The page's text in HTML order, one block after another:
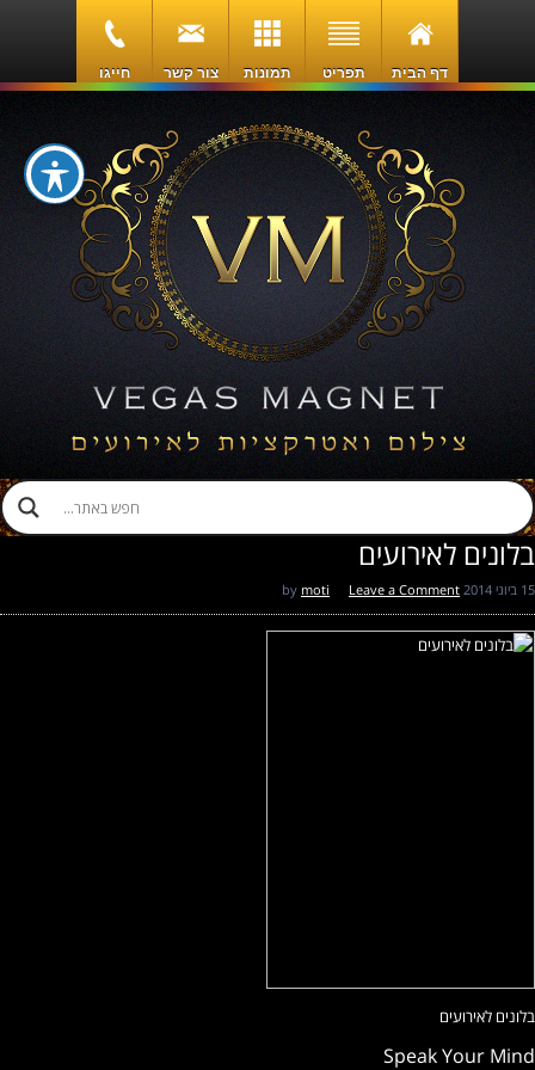
דף הבית תפריט תמונות צור קשר חייגו
בלונים לאירועים
15 ביוני 2014 moti Leave a Comment
בלונים לאירועים
Speak Your Mind